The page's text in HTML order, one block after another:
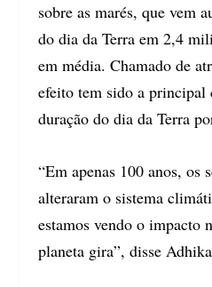
sobre as marés, que vem
do dia da Terra em 2,4
em média. Chamado de
efeito tem sido a principal
duração do dia da Terra
“Em apenas 100 anos, os
alteraram o sistema
estamos vendo o impacto
planeta gira”, disse